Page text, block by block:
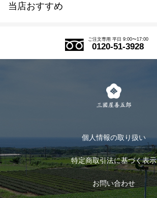
当店おすすめ
式部の香りシリーズ
お茶のギフト
おすすめのお茶
お茶に合うスイーツ
会員規約について
ログイン
ログアウト
ご注文専用 平日 9:00〜17:00
0120-51-3928
個人情報の取り扱い
特定商取引法に基づく表示
お問い合わせ